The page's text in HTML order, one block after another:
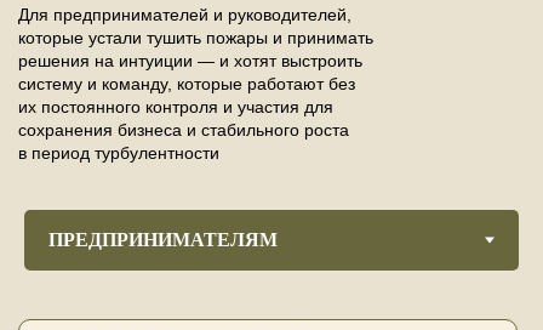
Для предпринимателей и руководителей,
которые устали тушить пожары и принимать
решения на интуиции — и хотят выстроить
систему и команду, которые работают без
их постоянного контроля и участия для
сохранения бизнеса и стабильного роста
в период турбулентности